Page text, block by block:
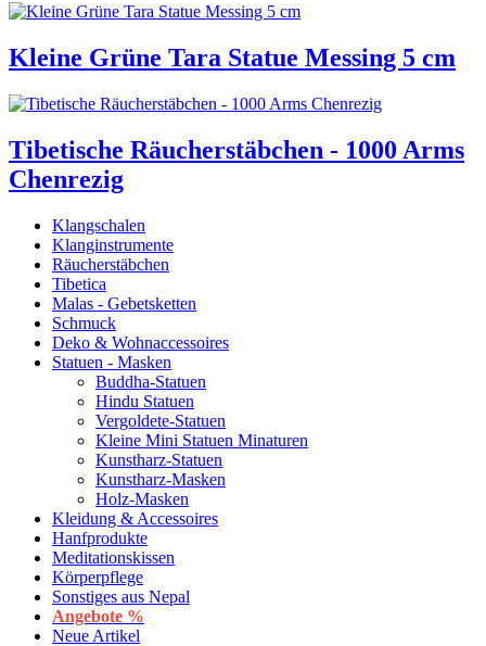
Kleine Grüne Tara Statue Messing 5 cm
Tibetische Räucherstäbchen - 1000 Arms
Chenrezig
Klangschalen
Klanginstrumente
Räucherstäbchen
Tibetica
Malas - Gebetsketten
Schmuck
Deko & Wohnaccessoires
Statuen - Masken
Buddha-Statuen
Hindu Statuen
Vergoldete-Statuen
Kleine Mini Statuen Minaturen
Kunstharz-Statuen
Kunstharz-Masken
Holz-Masken
Kleidung & Accessoires
Hanfprodukte
Meditationskissen
Körperpflege
Sonstiges aus Nepal
Angebote %
Neue Artikel